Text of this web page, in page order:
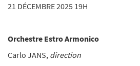
21 DÉCEMBRE 2025 19H
Orchestre Estro Armonico
Carlo JANS, direction